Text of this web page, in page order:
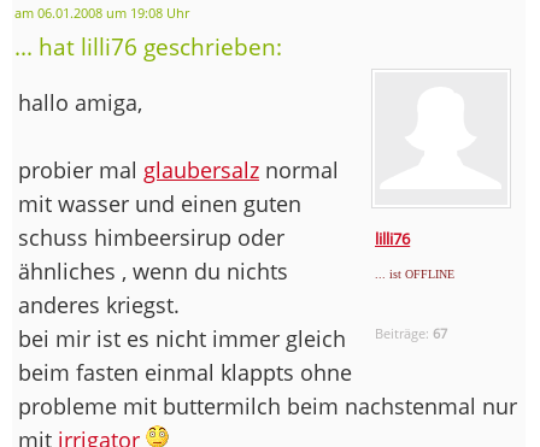
am 06.01.2008 um 19:08 Uhr
... hat lilli76 geschrieben:
lilli76
... ist OFFLINE
Beiträge:67
hallo amiga,
probier mal glaubersalz normal
mit wasser und einen guten
schuss himbeersirup oder
ähnliches , wenn du nichts
anderes kriegst.
bei mir ist es nicht immer gleich
beim fasten einmal klappts ohne
probleme mit buttermilch beim nachstenmal nur
mit irrigator